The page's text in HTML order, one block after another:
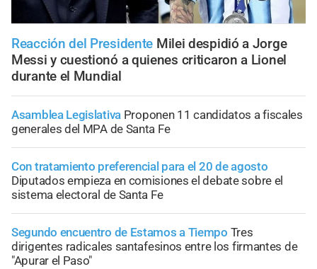
Reacción del Presidente Milei despidió a Jorge
Messi y cuestionó a quienes criticaron a Lionel
durante el Mundial
Asamblea Legislativa Proponen 11 candidatos a fiscales
generales del MPA de Santa Fe
Con tratamiento preferencial para el 20 de agosto
Diputados empieza en comisiones el debate sobre el
sistema electoral de Santa Fe
Segundo encuentro de Estamos a Tiempo Tres
dirigentes radicales santafesinos entre los firmantes de
"Apurar el Paso"